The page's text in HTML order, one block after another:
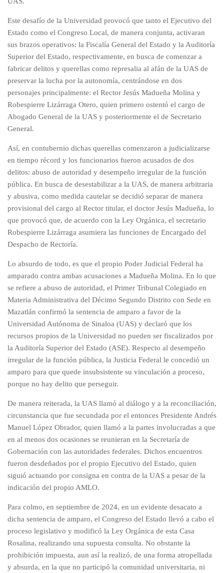
Este desafío de la Universidad provocó que tanto el Ejecutivo del
Estado como el Congreso Local, de manera conjunta, activaran
sus brazos operativos: la Fiscalía General del Estado y la Auditoría
Superior del Estado, respectivamente, en busca de comenzar a
fabricar delitos y querellas como represalia al afán de la UAS de
preservar la lucha por la autonomía, centrándose en dos
personajes principalmente: el Rector Jesús Madueña Molina y
Robespierre Lizárraga Otero, quien primero ostentó el cargo de
Abogado General de la UAS y posteriormente el de Secretario
General.
Así, en contubernio dichas querellas comenzaron a judicializarse
en tiempo récord y los funcionarios fueron acusados de dos
delitos: abuso de autoridad y desempeño irregular de la función
pública. En busca de desestabilizar a la UAS, de manera arbitraria
y abusiva, como medida cautelar se decidió separar de manera
provisional del cargo al Rector titular, el doctor Jesús Madueña, lo
que provocó que, de acuerdo con la Ley Orgánica, el secretario
Robespierre Lizárraga asumiera las funciones de Encargado del
Despacho de Rectoría.
Lo absurdo de todo, es que el propio Poder Judicial Federal ha
amparado contra ambas acusaciones a Madueña Molina. En lo que
se refiere a abuso de autoridad, el Primer Tribunal Colegiado en
Materia Administrativa del Décimo Segundo Distrito con Sede en
Mazatlán confirmó la sentencia de amparo a favor de la
Universidad Autónoma de Sinaloa (UAS) y declaró que los
recursos propios de la Universidad no pueden ser fiscalizados por
la Auditoría Superior del Estado (ASE). Respecto al desempeño
irregular de la función pública, la Justicia Federal le concedió un
amparo para que quede insubsistente su vinculación a proceso,
porque no hay delito que perseguir.
De manera reiterada, la UAS llamó al diálogo y a la reconciliación,
circunstancia que fue secundada por el entonces Presidente Andrés
Manuel López Obrador, quien llamó a la partes involucradas a que
en al menos dos ocasiones se reunieran en la Secretaría de
Gobernación con las autoridades federales. Dichos encuentros
fueron desdeñados por el propio Ejecutivo del Estado, quien
siguió actuando por consigna en contra de la UAS a pesar de la
indicación del propio AMLO.
Para colmo, en septiembre de 2024, en un evidente desacato a
dicha sentencia de amparo, el Congreso del Estado llevó a cabo el
proceso legislativo y modificó la Ley Orgánica de esta Casa
Rosalina, realizando una supuesta consulta. No obstante la
prohibición impuesta, aun así la realizó, de una forma atropellada
y absurda, en la que no participó la comunidad universitaria, ni